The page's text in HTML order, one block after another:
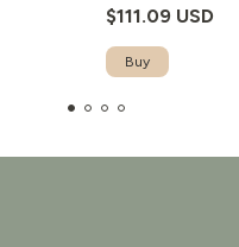
$111.09 USD
Buy